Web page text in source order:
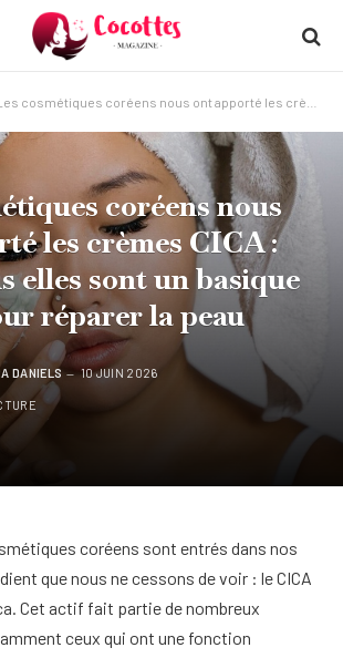
cosmétiques coréens nous ont apporté les crèmes CICA : désormais elles sont un basique dès 40 pour réparer la peau
coréens nous
les crèmes CICA :
elles sont un basique
réparer la peau
DANIELS 10 JUIN 2026
coréens sont entrés dans nos
que nous ne cessons de voir : le CICA
Cet actif fait partie de nombreux
ceux qui ont une fonction